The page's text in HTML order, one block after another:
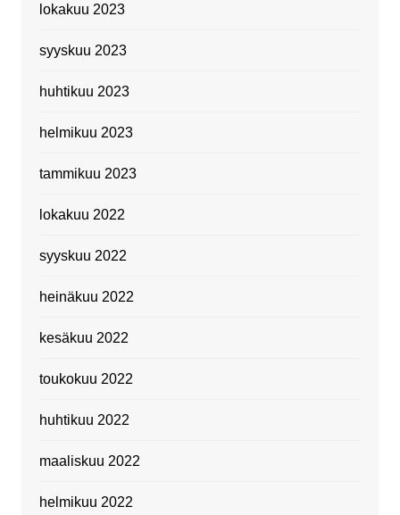
lokakuu 2023
syyskuu 2023
huhtikuu 2023
helmikuu 2023
tammikuu 2023
lokakuu 2022
syyskuu 2022
heinäkuu 2022
kesäkuu 2022
toukokuu 2022
huhtikuu 2022
maaliskuu 2022
helmikuu 2022